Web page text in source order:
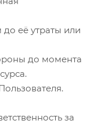
до её утраты или
до момента
за